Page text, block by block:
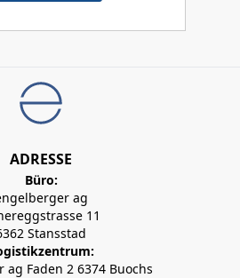
ADRESSE
Büro:
ag
11
Stansstad
Faden 2 6374 Buochs